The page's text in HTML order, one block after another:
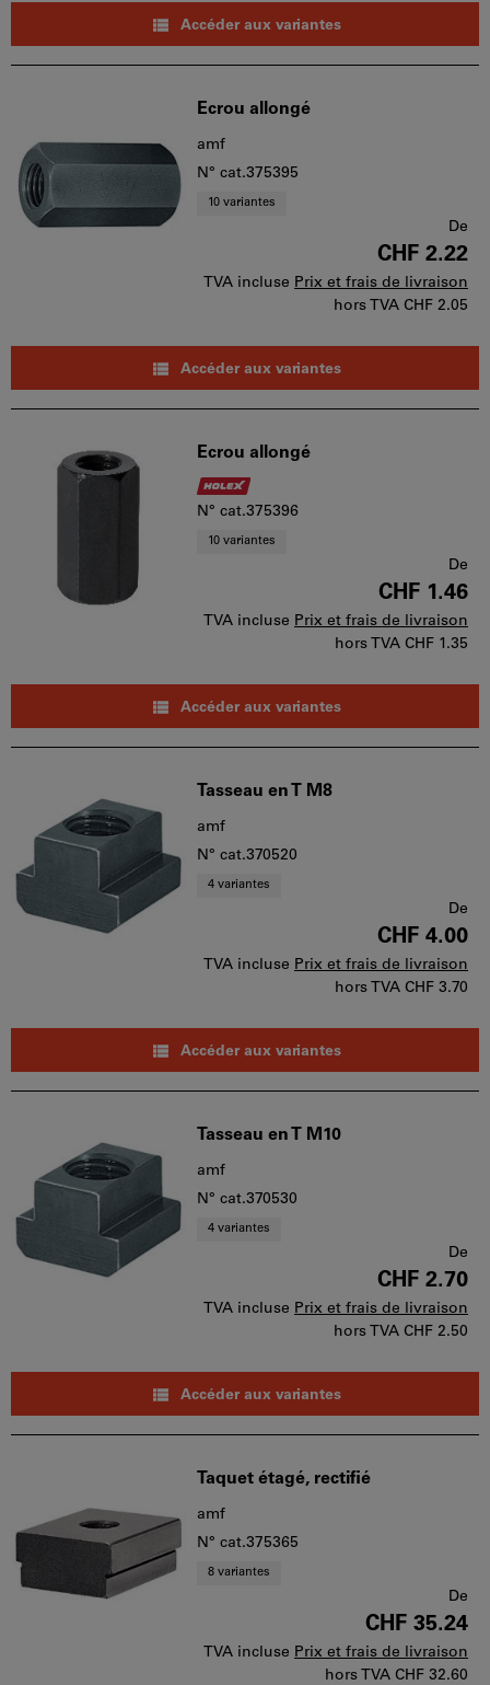
Accéder aux variantes
Ecrou allongé
amf
N° cat.375395
10 variantes
De
CHF 2.22
TVA incluse Prix et frais de livraison
hors TVA CHF 2.05
Accéder aux variantes
Ecrou allongé
N° cat.375396
10 variantes
De
CHF 1.46
TVA incluse Prix et frais de livraison
hors TVA CHF 1.35
Accéder aux variantes
Tasseau en T M8
amf
N° cat.370520
4 variantes
De
CHF 4.00
TVA incluse Prix et frais de livraison
hors TVA CHF 3.70
Accéder aux variantes
Tasseau en T M10
amf
N° cat.370530
4 variantes
De
CHF 2.70
TVA incluse Prix et frais de livraison
hors TVA CHF 2.50
Accéder aux variantes
Taquet étagé, rectifié
amf
N° cat.375365
8 variantes
De
CHF 35.24
TVA incluse Prix et frais de livraison
hors TVA CHF 32.60